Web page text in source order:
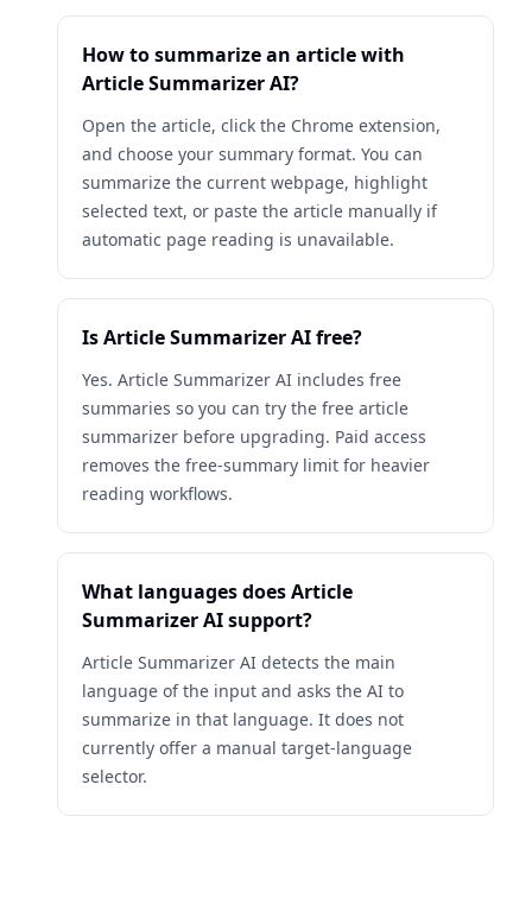
How to summarize an article with
Article Summarizer AI?
Open the article, click the Chrome extension,
and choose your summary format. You can
summarize the current webpage, highlight
selected text, or paste the article manually if
automatic page reading is unavailable.
Is Article Summarizer AI free?
Yes. Article Summarizer AI includes free
summaries so you can try the free article
summarizer before upgrading. Paid access
removes the free-summary limit for heavier
reading workflows.
What languages does Article
Summarizer AI support?
Article Summarizer AI detects the main
language of the input and asks the AI to
summarize in that language. It does not
currently offer a manual target-language
selector.